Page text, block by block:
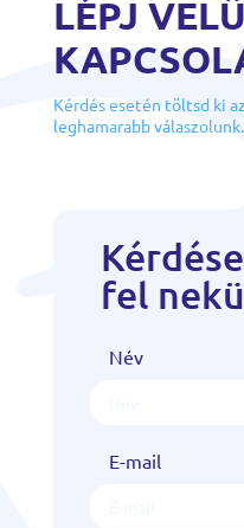
LÉPJ
Kérdés esetén töltsd ki
leghamarabb válaszolunk.
fel
Név
E-mail